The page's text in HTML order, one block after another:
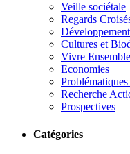
Veille sociétale
Regards
Cultures et
Vivre Ensemble
Economies
Problématiques
Recherche
Prospectives
Catégories